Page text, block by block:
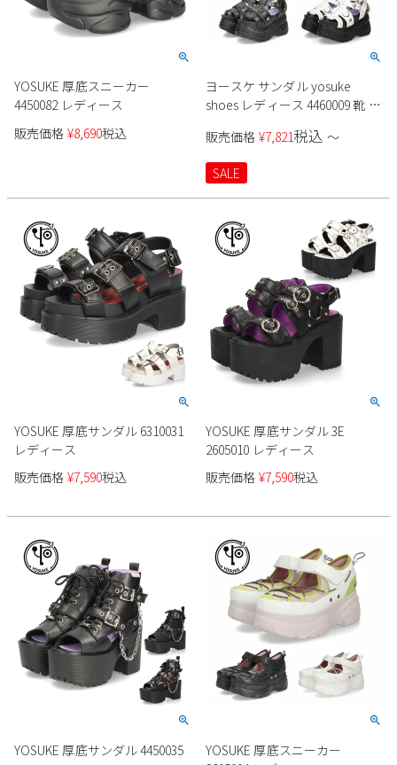
YOSUKE 厚底スニーカー
4450082 レディース
販売価格 ¥8,690税込
ヨースケ サンダル yosuke
shoes レディース 4460009 靴 厚
ポーツサンダル 3E バックジッ
パー
販売価格 ¥7,821税込 〜
SALE
YOSUKE 厚底サンダル 6310031
レディース
販売価格 ¥7,590税込
YOSUKE 厚底サンダル 3E
2605010 レディース
販売価格 ¥7,590税込
YOSUKE 厚底サンダル 4450035
YOSUKE 厚底スニーカー